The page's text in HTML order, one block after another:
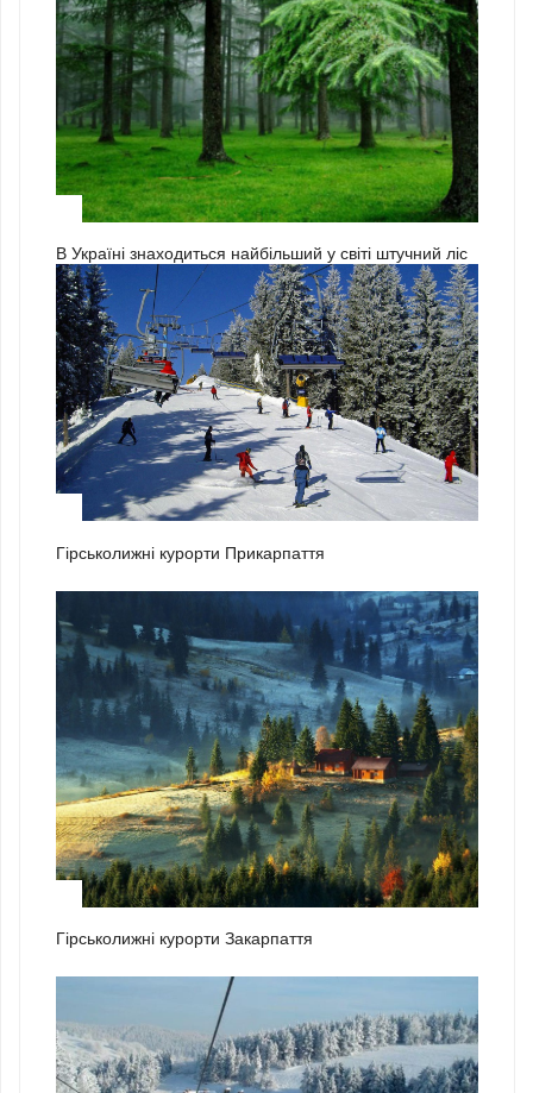
В Україні знаходиться найбільший у світі штучний ліс
Гірськолижні курорти Прикарпаття
Гірськолижні курорти Закарпаття